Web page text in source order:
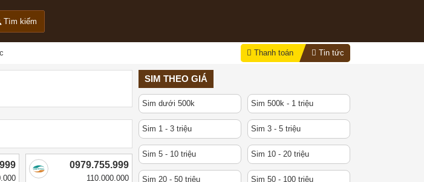
Tìm kiếm
Thanh toán Tin tức
0979.755.999
110.000.000
SIM THEO GIÁ
Sim dưới 500k Sim 500k - 1 triệu
Sim 1 - 3 triệu Sim 3 - 5 triệu
Sim 5 - 10 triệu Sim 10 - 20 triệu
Sim 20 - 50 triệu Sim 50 - 100 triệu